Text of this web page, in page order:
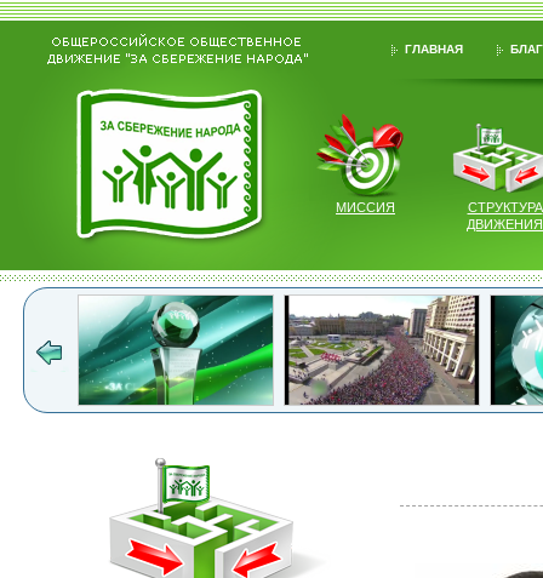
ГЛАВНАЯ
МИССИЯ
СТРУКТУРА
ДВИЖЕНИЯ